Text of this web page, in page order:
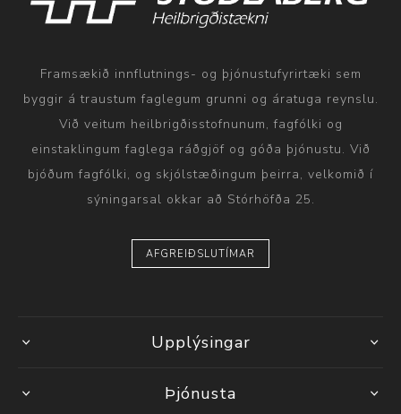
Framsækið innflutnings- og þjónustufyrirtæki sem
byggir á traustum faglegum grunni og áratuga reynslu.
Við veitum heilbrigðisstofnunum, fagfólki og
einstaklingum faglega ráðgjöf og góða þjónustu. Við
bjóðum fagfólki, og skjólstæðingum þeirra, velkomið í
sýningarsal okkar að Stórhöfða 25.
AFGREIÐSLUTÍMAR
Upplýsingar
Þjónusta